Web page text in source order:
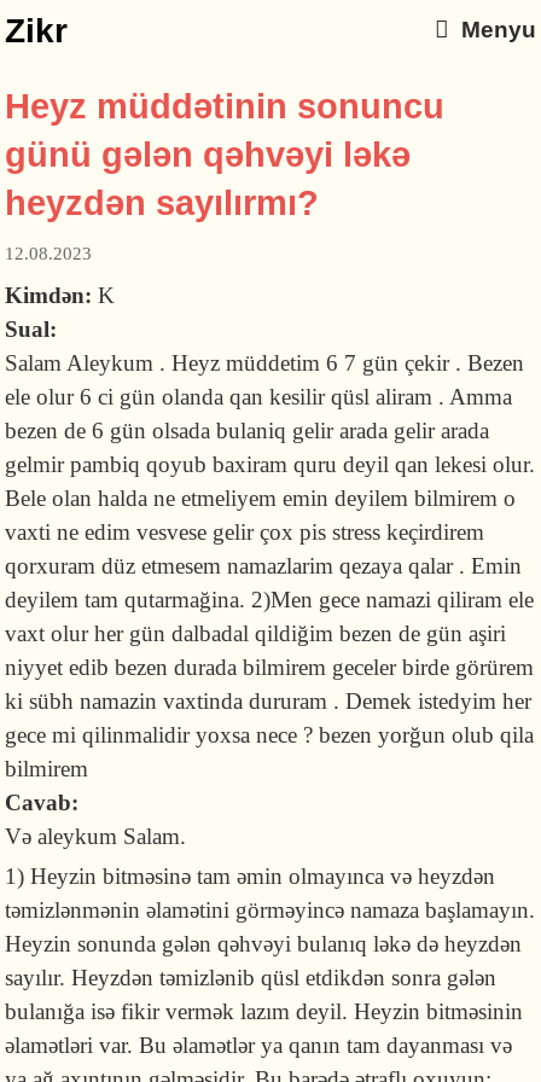
Zikr Menyu
Heyz müddətinin sonuncu
günü gələn qəhvəyi ləkə
heyzdən sayılırmı?
12.08.2023
Kimdən:K
Sual:
Salam Aleykum . Heyz müddetim 6 7 gün çekir . Bezen
ele olur 6 ci gün olanda qan kesilir qüsl aliram . Amma
bezen de 6 gün olsada bulaniq gelir arada gelir arada
gelmir pambiq qoyub baxiram quru deyil qan lekesi olur.
Bele olan halda ne etmeliyem emin deyilem bilmirem o
vaxti ne edim vesvese gelir çox pis stress keçirdirem
qorxuram düz etmesem namazlarim qezaya qalar . Emin
deyilem tam qutarmağina. 2)Men gece namazi qiliram ele
vaxt olur her gün dalbadal qildiğim bezen de gün aşiri
niyyet edib bezen durada bilmirem geceler birde görürem
ki sübh namazin vaxtinda dururam . Demek istedyim her
gece mi qilinmalidir yoxsa nece ? bezen yorğun olub qila
bilmirem
Cavab:
Və aleykum Salam.
1) Heyzin bitməsinə tam əmin olmayınca və heyzdən
təmizlənmənin əlamətini görməyincə namaza başlamayın.
Heyzin sonunda gələn qəhvəyi bulanıq ləkə də heyzdən
sayılır. Heyzdən təmizlənib qüsl etdikdən sonra gələn
bulanığa isə fikir vermək lazım deyil. Heyzin bitməsinin
əlamətləri var. Bu əlamətlər ya qanın tam dayanması və